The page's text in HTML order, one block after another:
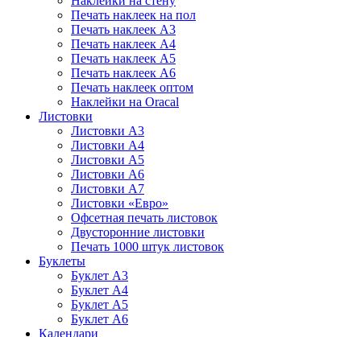
Печать наклеек на пол
Печать наклеек А3
Печать наклеек А4
Печать наклеек А5
Печать наклеек А6
Печать наклеек оптом
Наклейки на Oracal
Листовки
Листовки А3
Листовки А4
Листовки А5
Листовки А6
Листовки А7
Листовки «Евро»
Офсетная печать листовок
Двусторонние листовки
Печать 1000 штук листовок
Буклеты
Буклет А3
Буклет А4
Буклет А5
Буклет А6
Календари